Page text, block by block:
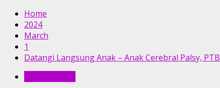
Home
2024
March
1
Datangi Langsung Anak – Anak Cerebral Palsy,